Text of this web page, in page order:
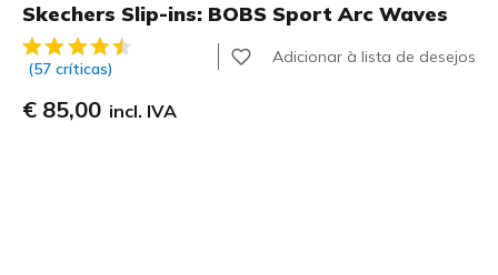
Skechers Slip-ins: BOBS Sport Arc Waves
3$9 de 5 – Classificação do cliente
(57 críticas)
Adicionar à lista de desejos
€ 85,00 incl. IVA